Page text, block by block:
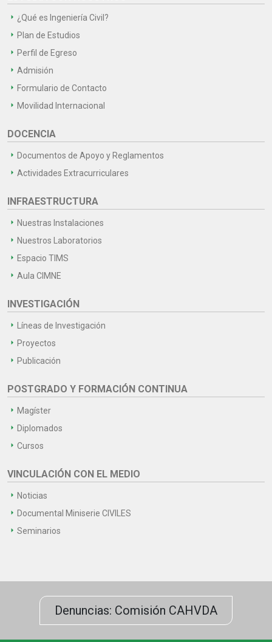
¿Qué es Ingeniería Civil?
Plan de Estudios
Perfil de Egreso
Admisión
Formulario de Contacto
Movilidad Internacional
DOCENCIA
Documentos de Apoyo y Reglamentos
Actividades Extracurriculares
INFRAESTRUCTURA
Nuestras Instalaciones
Nuestros Laboratorios
Espacio TIMS
Aula CIMNE
INVESTIGACIÓN
Líneas de Investigación
Proyectos
Publicación
POSTGRADO Y FORMACIÓN CONTINUA
Magíster
Diplomados
Cursos
VINCULACIÓN CON EL MEDIO
Noticias
Documental Miniserie CIVILES
Seminarios
Denuncias: Comisión CAHVDA